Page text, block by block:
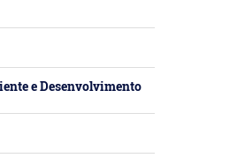
e Desenvolvimento